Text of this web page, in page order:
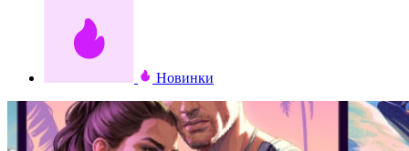
Новинки